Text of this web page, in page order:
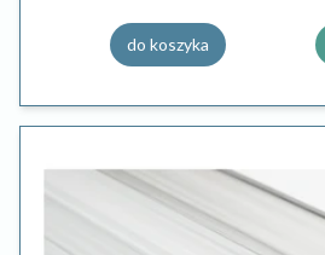
do koszyka